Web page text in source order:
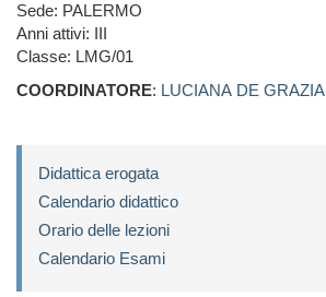
Sede: PALERMO
Anni attivi: III
Classe: LMG/01
COORDINATORE: LUCIANA DE GRAZIA
Didattica erogata
Calendario didattico
Orario delle lezioni
Calendario Esami